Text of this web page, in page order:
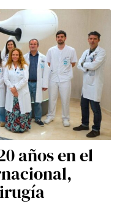
años en el